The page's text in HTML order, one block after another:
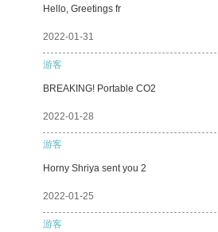
Hello, Greetings fr
2022-01-31
游客
BREAKING! Portable CO2
2022-01-28
游客
Horny Shriya sent you 2
2022-01-25
游客